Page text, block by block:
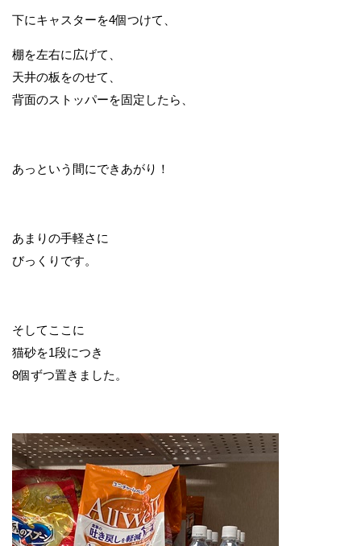
下にキャスターを4個つけて、
棚を左右に広げて、
天井の板をのせて、
背面のストッパーを固定したら、
あっという間にできあがり！
あまりの手軽さに
びっくりです。
そしてここに
猫砂を1段につき
8個ずつ置きました。